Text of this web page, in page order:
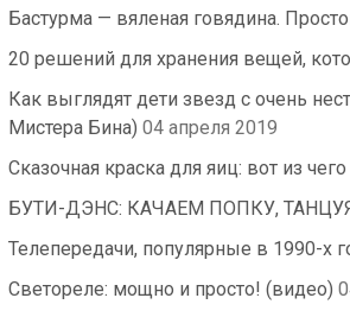
Бастурма — вяленая говядина.
20 решений для хранения вещей,
Как выглядят дети звезд с очень
Мистера Бина) 04 апреля 2019
Сказочная краска для яиц: вот из
БУТИ-ДЭНС: КАЧАЕМ ПОПКУ,
Телепередачи, популярные в 1990-х
Светореле: мощно и просто! (видео)